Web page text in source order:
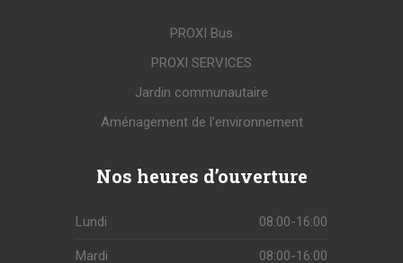
PROXI Bus
PROXI SERVICES
Jardin communautaire
Aménagement de l’environnement
Nos heures d’ouverture
Lundi 08:00-16:00
Mardi 08:00-16:00